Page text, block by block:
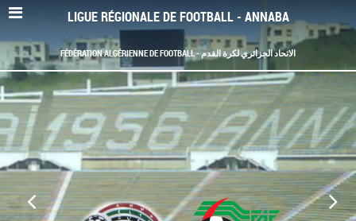
LIGUE RÉGIONALE DE FOOTBALL - ANNABA
FÉDÉRATION ALGÉRIENNE DE FOOTBALL - الاتحاد الجزائري لكرة القدم